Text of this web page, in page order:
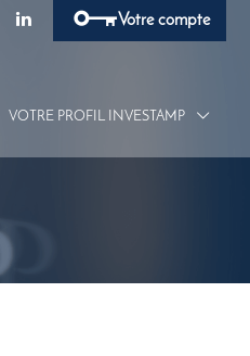
Votre compte
VOTRE PROFIL INVESTAMP